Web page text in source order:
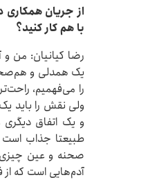
‌از جریان
با هم کار کنید؟
رضا کیانیان: من
یک همدلی و
را می‌فهمیم،
ولی نقش را باید
و یک اتفاق
طبیعتا جذاب
صحنه و عین چیزی
آدم‌هایی است که